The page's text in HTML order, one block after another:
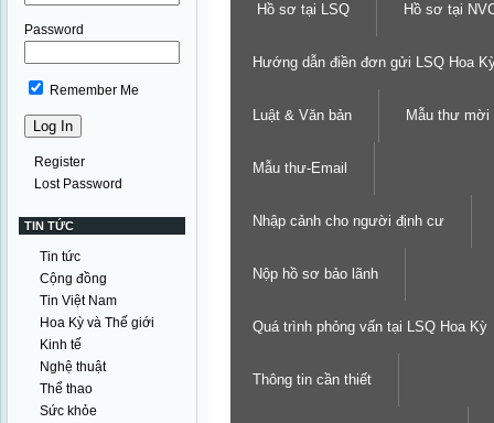
Password
Remember Me
Register
Lost Password
TIN TỨC
Tin tức
Cộng đồng
Tin Việt Nam
Hoa Kỳ và Thế giới
Kinh tế
Nghệ thuật
Thể thao
Sức khỏe
Hồ sơ tại LSQ Hồ sơ tại
Hướng dẫn điền đơn gửi LSQ Hoa
Luật & Văn bản Mẫu thư mời
Mẫu thư-Email
Nhập cảnh cho người định cư
Nộp hồ sơ bảo lãnh
Quá trình phỏng vấn tại LSQ Hoa Kỳ
Thông tin cần thiết